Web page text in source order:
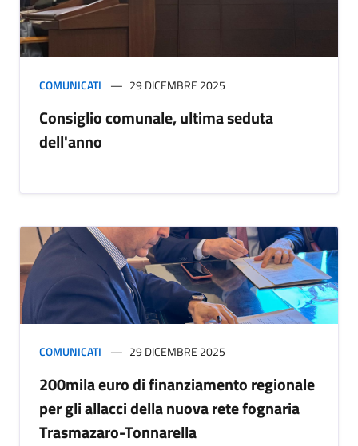
COMUNICATI 29 DICEMBRE 2025
Consiglio comunale, ultima seduta
dell'anno
COMUNICATI 29 DICEMBRE 2025
200mila euro di finanziamento regionale
per gli allacci della nuova rete fognaria
Trasmazaro-Tonnarella